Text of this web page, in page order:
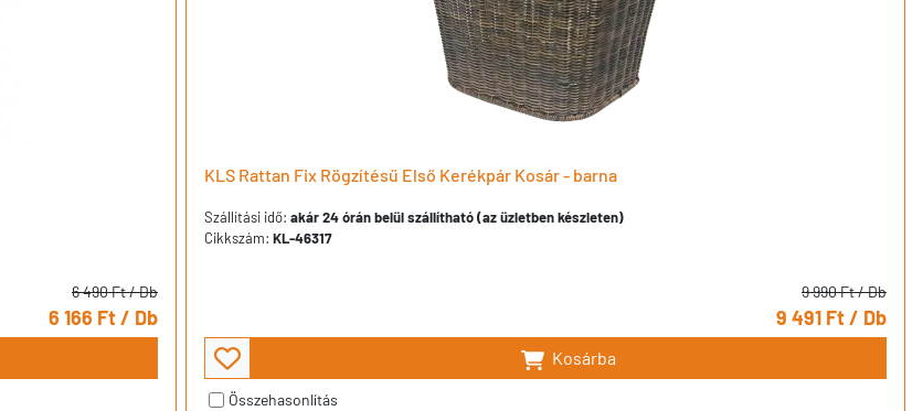
6 490 Ft/ Db
6 166 Ft/ Db
KLS Rattan Fix Rögzítésű Első Kerékpár Kosár - barna
Szállítási idő: akár 24 órán belül szállítható (az üzletben készleten)
Cikkszám: KL-46317
9 990 Ft/ Db
9 491 Ft/ Db
Kosárba
Összehasonlítás